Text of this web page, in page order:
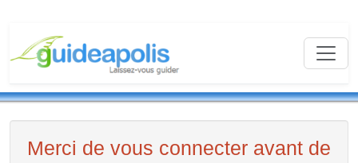
Merci de vous connecter avant de